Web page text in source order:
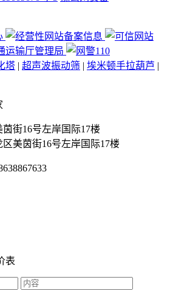
塔 | 超声波振动筛 | 埃米顿手拉葫芦 |
街16号左岸国际17楼
美茵街16号左岸国际17楼
表